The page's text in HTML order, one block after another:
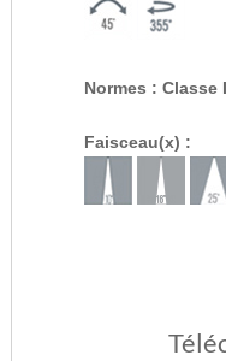
Normes : Classe
Faisceau(x) :